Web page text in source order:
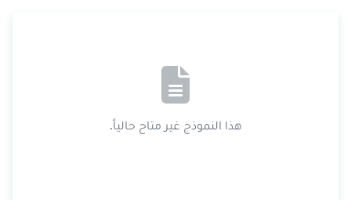
هذا النموذج غير متاح حالياً.